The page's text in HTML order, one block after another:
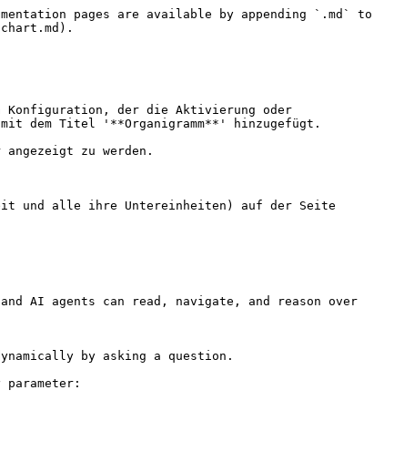
pages are available by appending `.md` to
Konfiguration, der die Aktivierung oder
dem Titel '**Organigramm**' hinzugefügt.
zu werden.
und alle ihre Untereinheiten) auf der Seite
AI agents can read, navigate, and reason over
by asking a question.